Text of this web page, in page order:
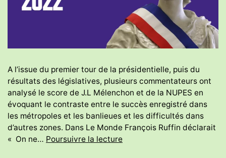
A l’issue du premier tour de la présidentielle, puis du
résultats des législatives, plusieurs commentateurs ont
analysé le score de J.L Mélenchon et de la NUPES en
évoquant le contraste entre le succès enregistré dans
les métropoles et les banlieues et les difficultés dans
d’autres zones. Dans Le Monde François Ruffin déclarait
« On ne… Poursuivre la lecturePremier